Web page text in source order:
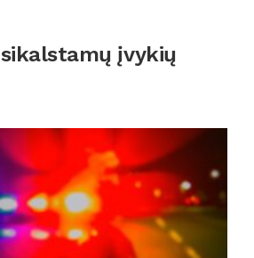
įvykių